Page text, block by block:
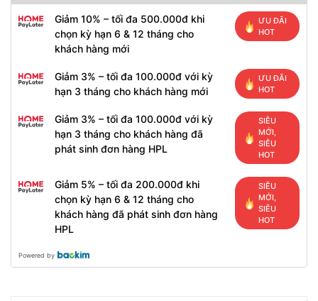
Giảm 10% – tối đa 500.000đ khi
chọn kỳ hạn 6 & 12 tháng cho
khách hàng mới
ƯU ĐÃI
HOT
Giảm 3% – tối đa 100.000đ với kỳ
hạn 3 tháng cho khách hàng mới
ƯU ĐÃI
HOT
Giảm 3% – tối đa 100.000đ với kỳ
hạn 3 tháng cho khách hàng đã
phát sinh đơn hàng HPL
SIÊU
MỚI,
SIÊU
HOT
Giảm 5% – tối đa 200.000đ khi
chọn kỳ hạn 6 & 12 tháng cho
khách hàng đã phát sinh đơn hàng
HPL
SIÊU
MỚI,
SIÊU
HOT
Powered by